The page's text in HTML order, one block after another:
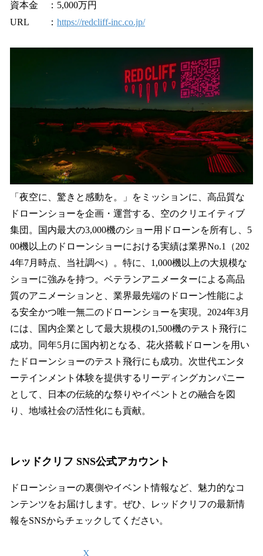
資本金 ：5,000万円
URL ： https://redcliff-inc.co.jp/
「夜空に、驚きと感動を。」をミッションに、高品質な
ドローンショーを企画・運営する、空のクリエイティブ
集団。国内最大の3,000機のショー用ドローンを所有し、5
00機以上のドローンショーにおける実績は業界No.1（202
4年7月時点、当社調べ）。特に、1,000機以上の大規模な
ショーに強みを持つ。ベテランアニメーターによる高品
質のアニメーションと、業界最先端のドローン性能によ
る安全かつ唯一無二のドローンショーを実現。2024年3月
には、国内企業として最大規模の1,500機のテスト飛行に
成功。同年5月に国内初となる、花火搭載ドローンを用い
たドローンショーのテスト飛行にも成功。次世代エンタ
ーテインメント体験を提供するリーディングカンパニー
として、日本の伝統的な祭りやイベントとの融合を図
り、地域社会の活性化にも貢献。
レッドクリフ SNS公式アカウント
ドローンショーの裏側やイベント情報など、魅力的なコ
ンテンツをお届けします。ぜひ、レッドクリフの最新情
報をSNSからチェックしてください。
X